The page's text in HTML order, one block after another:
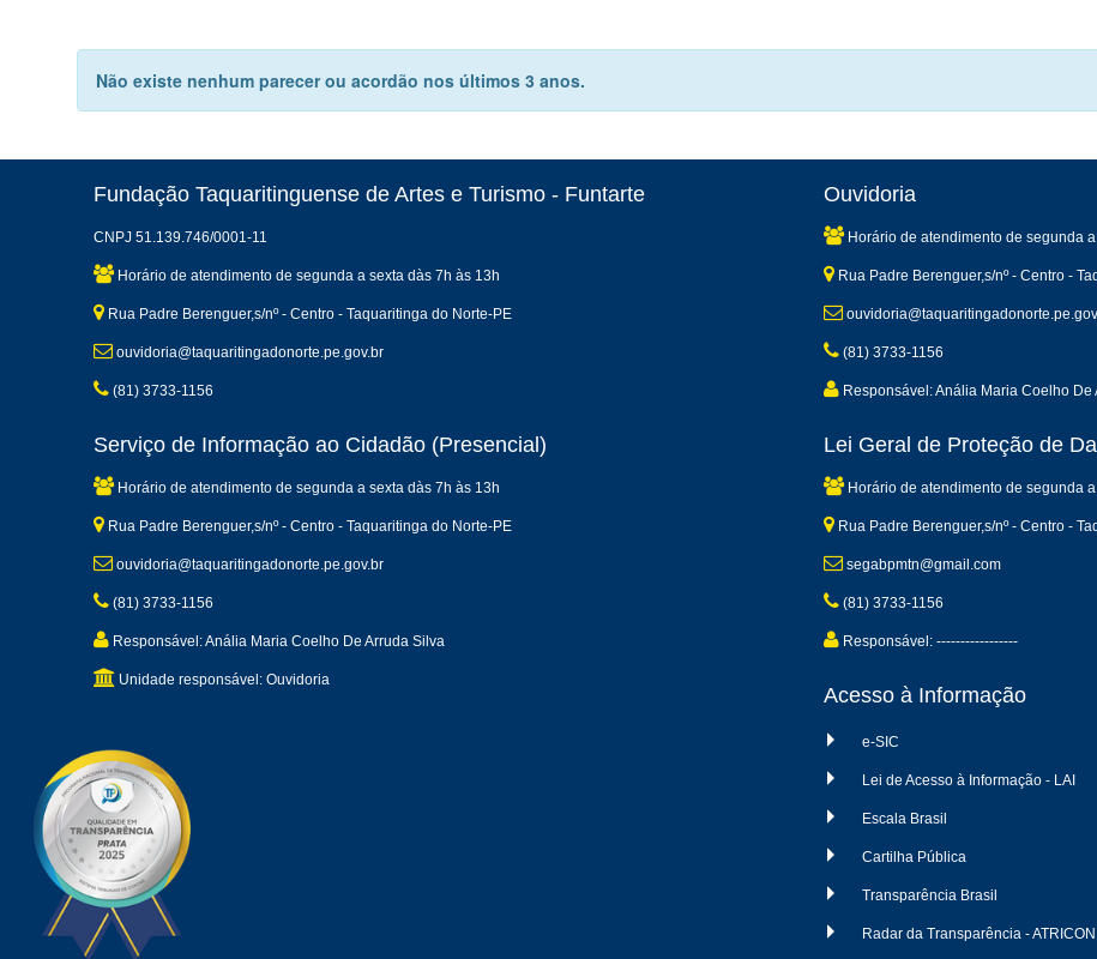
Não existe nenhum parecer ou acordão nos últimos 3 anos.
Fundação Taquaritinguense de Artes e Turismo - Funtarte
CNPJ 51.139.746/0001-11
Horário de atendimento de segunda a sexta dàs 7h às 13h
Rua Padre Berenguer,s/nº - Centro - Taquaritinga do Norte-PE
ouvidoria@taquaritingadonorte.pe.gov.br
(81) 3733-1156
Ouvidoria
Horário de atendimento de segunda
Rua Padre Berenguer,s/nº - Centro -
(81) 3733-1156
Responsável: Anália Maria Coelho De
Serviço de Informação ao Cidadão (Presencial)
Horário de atendimento de segunda a sexta dàs 7h às 13h
Rua Padre Berenguer,s/nº - Centro - Taquaritinga do Norte-PE
ouvidoria@taquaritingadonorte.pe.gov.br
(81) 3733-1156
Responsável: Anália Maria Coelho De Arruda Silva
Unidade responsável: Ouvidoria
Lei Geral de Proteção de
Horário de atendimento de segunda
Rua Padre Berenguer,s/nº - Centro -
segabpmtn@gmail.com
(81) 3733-1156
Responsável: -----------------
Acesso à Informação
e-SIC
Lei de Acesso à Informação - LAI
Escala Brasil
Cartilha Pública
Transparência Brasil
Radar da Transparência - ATRICON